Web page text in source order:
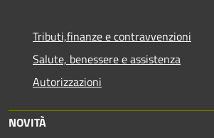
Tributi,finanze e contravvenzioni
Salute, benessere e assistenza
Autorizzazioni
NOVITÀ